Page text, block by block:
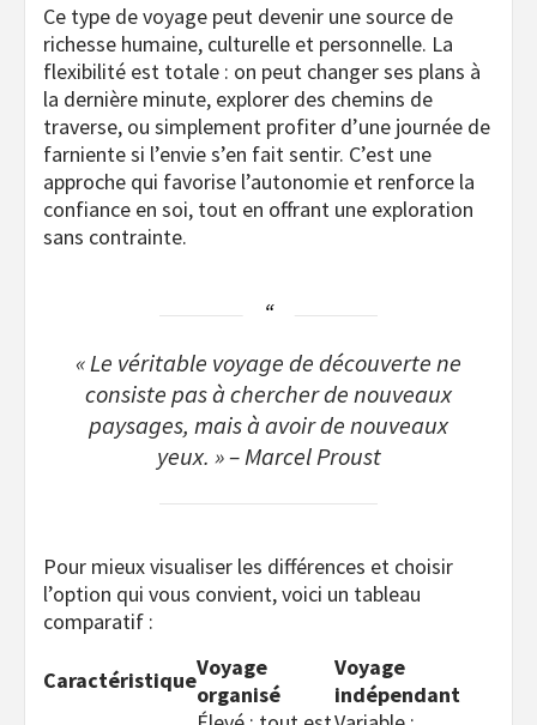
Ce type de voyage peut devenir une source de
richesse humaine, culturelle et personnelle. La
flexibilité est totale : on peut changer ses plans à
la dernière minute, explorer des chemins de
traverse, ou simplement profiter d’une journée de
farniente si l’envie s’en fait sentir. C’est une
approche qui favorise l’autonomie et renforce la
confiance en soi, tout en offrant une exploration
sans contrainte.
« Le véritable voyage de découverte ne
consiste pas à chercher de nouveaux
paysages, mais à avoir de nouveaux
yeux. » – Marcel Proust
Pour mieux visualiser les différences et choisir
l’option qui vous convient, voici un tableau
comparatif :
CaractéristiqueVoyage
organisé
Voyage
indépendant